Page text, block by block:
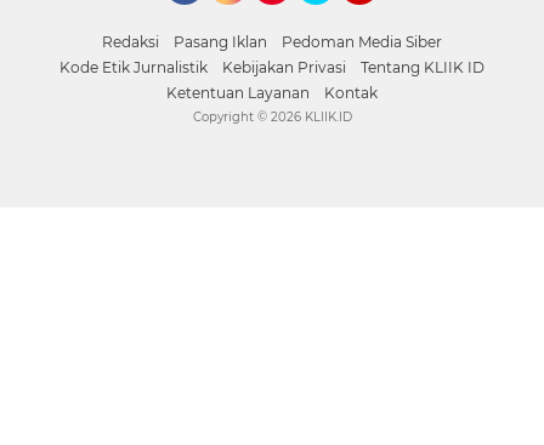
Redaksi Pasang Iklan
Pedoman Media Siber
Kode Etik Jurnalistik
Kebijakan Privasi
Tentang KLIIK ID
Ketentuan Layanan
Kontak
Copyright © 2026 KLIIK.ID